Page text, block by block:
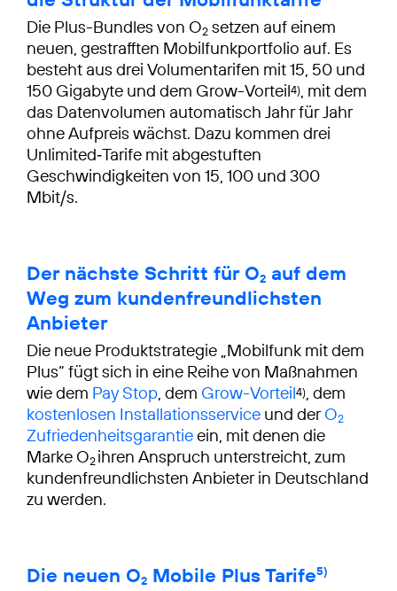
Die Plus-Bundles von O2 setzen auf einem
neuen, gestrafften Mobilfunkportfolio auf. Es
besteht aus drei Volumentarifen mit 15, 50 und
150 Gigabyte und dem Grow-Vorteil4), mit dem
das Datenvolumen automatisch Jahr für Jahr
ohne Aufpreis wächst. Dazu kommen drei
Unlimited‑Tarife mit abgestuften
Geschwindigkeiten von 15, 100 und 300
Mbit/s.
Der nächste Schritt für O2 auf dem
Weg zum kundenfreundlichsten
Anbieter
Die neue Produktstrategie „Mobilfunk mit dem
Plus“ fügt sich in eine Reihe von Maßnahmen
wie dem Pay Stop, dem Grow-Vorteil4), dem
kostenlosen Installationsservice und derO2
Zufriedenheitsgarantieein, mit denen die
Marke O2ihren Anspruch unterstreicht, zum
kundenfreundlichsten Anbieter in Deutschland
zu werden.
Die neuen O2 Mobile Plus Tarife5)